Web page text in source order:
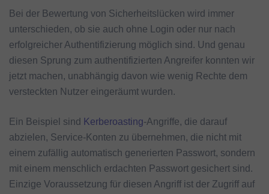
Bei der Bewertung von Sicherheitslücken wird immer
unterschieden, ob sie auch ohne Login oder nur nach
erfolgreicher Authentifizierung möglich sind. Und genau
diesen Sprung zum authentifizierten Angreifer konnten wir
jetzt machen, unabhängig davon wie wenig Rechte dem
versteckten Nutzer eingeräumt wurden.
Ein Beispiel sind Kerberoasting-Angriffe, die darauf
abzielen, Service-Konten zu übernehmen, die nicht mit
einem zufällig automatisch generierten Passwort, sondern
mit einem menschlich erdachten Passwort gesichert sind.
Einzige Voraussetzung für diesen Angriff ist der Zugriff auf